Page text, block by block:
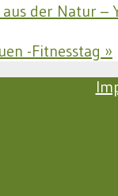
aus der Natur
-Fitnesstag »